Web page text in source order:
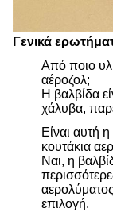
Γενικά
Από ποιο
αέροζολ;
Η βαλβίδα
χάλυβα,
Είναι αυτή
κουτάκια
Ναι, η
επιλογή.